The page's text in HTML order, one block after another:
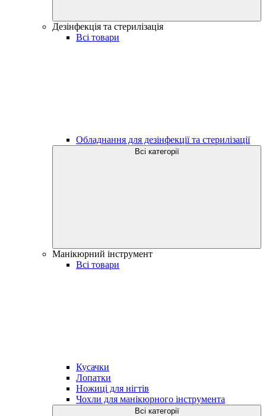
Дезінфекція та стерилізація
Всі товари
Обладнання для дезінфекції та стерилізації
Всі категорії
Манікюрний інструмент
Всі товари
Кусачки
Лопатки
Ножиці для нігтів
Чохли для манікюрного інструмента
Всі категорії